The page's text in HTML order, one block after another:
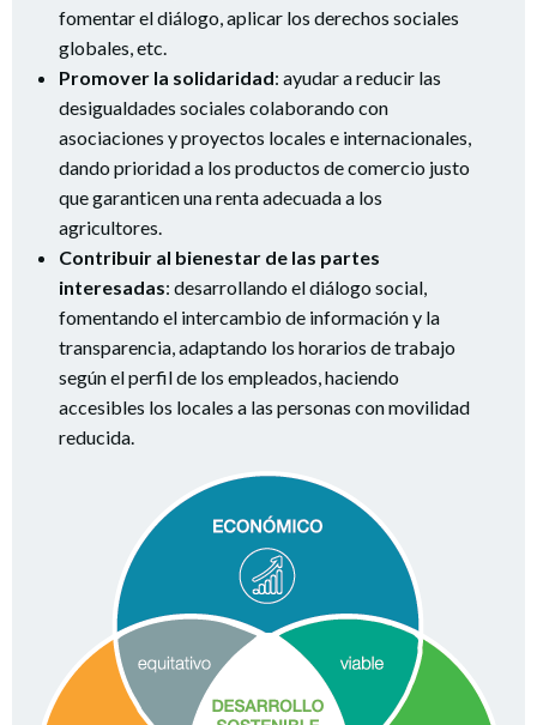
fomentar el diálogo, aplicar los derechos sociales
globales, etc.
Promover la solidaridad: ayudar a reducir las
desigualdades sociales colaborando con
asociaciones y proyectos locales e internacionales,
dando prioridad a los productos de comercio justo
que garanticen una renta adecuada a los
agricultores.
Contribuir al bienestar de las partes
interesadas: desarrollando el diálogo social,
fomentando el intercambio de información y la
transparencia, adaptando los horarios de trabajo
según el perfil de los empleados, haciendo
accesibles los locales a las personas con movilidad
reducida.